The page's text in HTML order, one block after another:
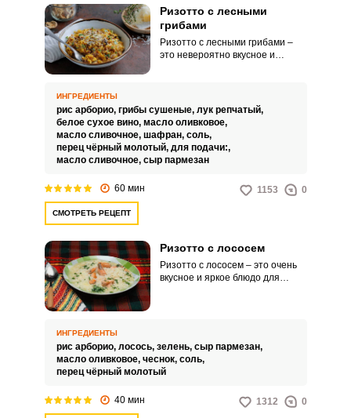
Ризотто с лесными
грибами
Ризотто с лесными грибами –
это невероятно вкусное и
ужину.
ИНГРЕДИЕНТЫ
рис арборио, грибы сушеные, лук репчатый,
белое сухое вино, масло оливковое,
масло сливочное, шафран, соль,
перец чёрный молотый, для подачи:,
масло сливочное, сыр пармезан
60 мин 1153 0
СМОТРЕТЬ РЕЦЕПТ
Ризотто с лососем
Ризотто с лососем – это очень
вкусное и яркое блюдо для
ИНГРЕДИЕНТЫ
рис арборио, лосось, зелень, сыр пармезан,
масло оливковое, чеснок, соль,
перец чёрный молотый
40 мин 1312 0